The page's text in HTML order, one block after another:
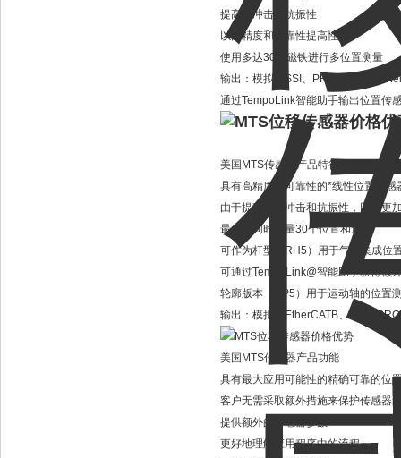
提高抗冲击和抗振性
以高精度和可靠性提高性能
使用多达30个磁铁进行多位置测量
输出：模拟、SSI、PROFINET、
通过TempoLink智能助手输出位置传
美国MTS传感器产品特征
具有高精度和可靠性的*线性位置传感
由于提高了抗冲击和抗振性，因此更
最多可同时测量30个位置和速度
可作为杆型（RH5）用于气缸集成位
可通过TempoLink@智能助手获得额
轮廓版本（RP5）用于运动轴的位置
输出：模拟、EtherCATB、SSI、
美国MTS传感器产品功能
具有最大应用可能性的精确可靠的位
客户无需采取额外措施来保护传感器
提供额外的传感器参数
更好地理解应用程序中的流程